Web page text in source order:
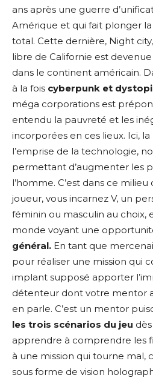
ans après une guerre
Amérique et qui fait plonger
total. Cette dernière, Night
libre de Californie est
dans le continent américain.
à la fois cyberpunk et
méga corporations est
entendu la pauvreté et les
incorporées en ces lieux. Ici,
l’emprise de la technologie,
permettant d’augmenter les
l’homme. C’est dans ce
joueur, vous incarnez V, un
féminin ou masculin au choix,
monde voyant une
général. En tant que
pour réaliser une mission qui
implant supposé apporter
détenteur dont votre mentor
en parle. C’est un mentor
les trois scénarios du jeu
apprendre à comprendre les
à une mission qui tourne mal,
sous forme de vision